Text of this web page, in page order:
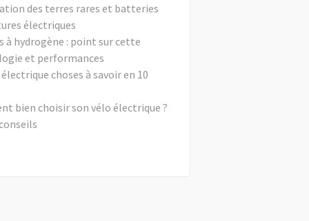
des terres rares et batteries
électriques
à hydrogène : point sur cette
et performances
choses à savoir en 10
bien choisir son vélo électrique ?